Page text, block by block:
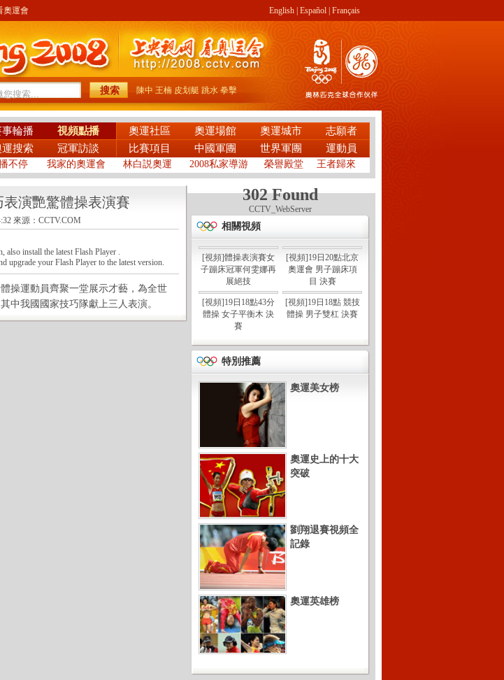
會 English Español Français
陳中 王楠 皮划艇 跳水 拳擊
事輪播 視頻點播 奧運社區 奧運場館 奧運城市
志願者
運搜索 冠軍訪談 比賽項目 中國軍團 世界軍團 運動員
不停 我家的奧運會 林白説奧運 2008私家導游 榮譽殿堂 王者歸來
演艷驚體操表演賽
來源：CCTV.COM
also install the latest Flash Player .
upgrade your Flash Player to the latest version.
運動員齊聚一堂展示才藝，為全世
中我國國家技巧隊獻上三人表演。
302 Found
CCTV_WebServer
相關視頻
[視頻]體操表演賽女
子蹦床冠軍何雯娜再
展絕技
[視頻]19日20點北京
奧運會 男子蹦床項
目 決賽
[視頻]19日18點43分
體操 女子平衡木 決
賽
[視頻]19日18點 競技
體操 男子雙杠 決賽
特別推薦
奧運美女榜
奧運史上的十大
突破
劉翔退賽視頻全
記錄
奧運英雄榜